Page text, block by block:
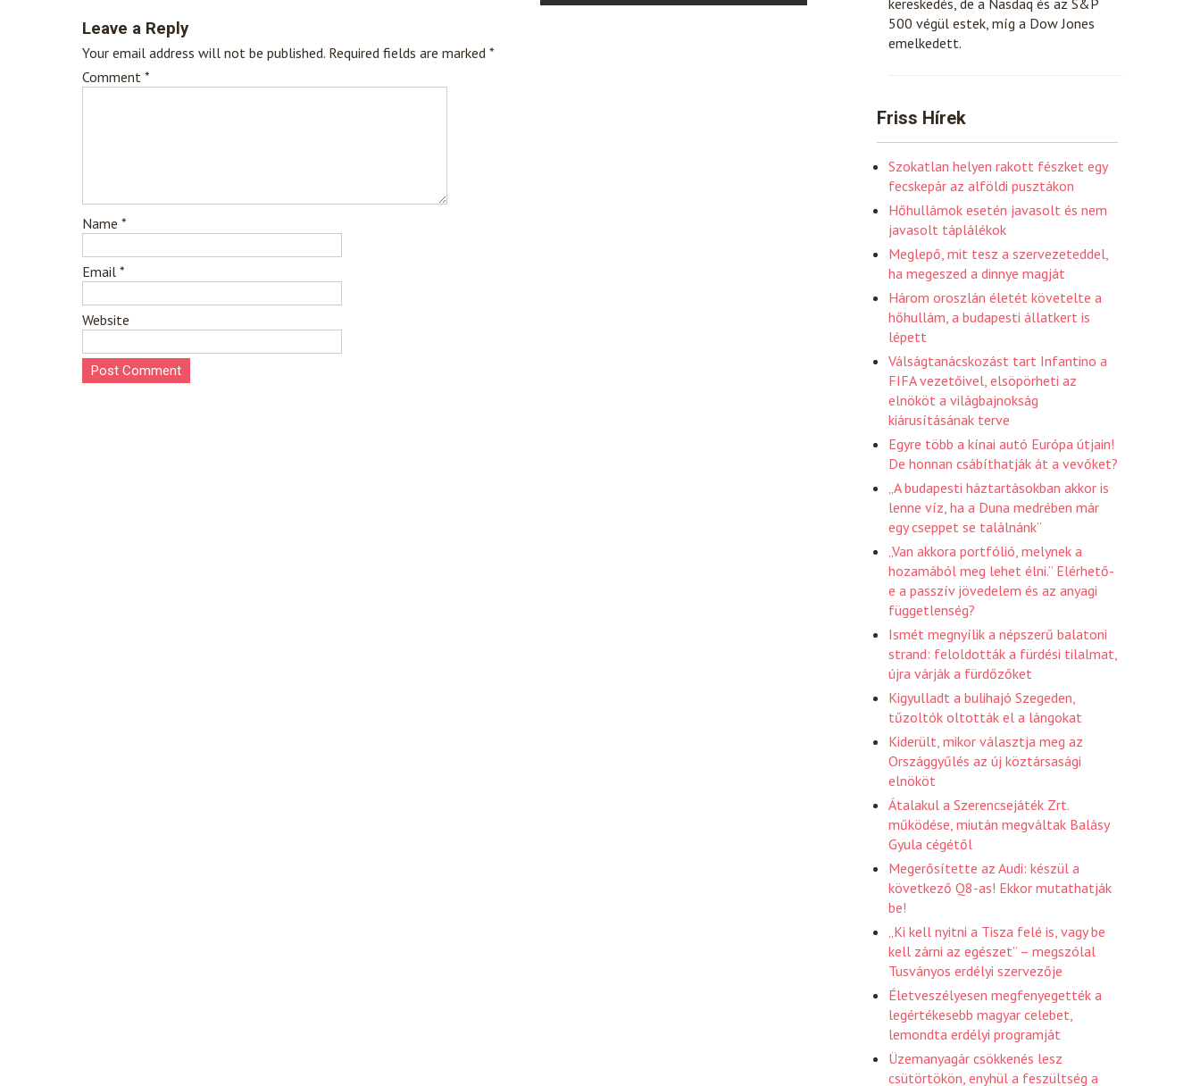
Leave a Reply
Your email address will not be published. Required fields are marked *
Comment *
Name *
Email *
Website
500 végül estek, míg a Dow Jones
emelkedett.
Friss Hírek
Szokatlan helyen rakott fészket egy
fecskepár az alföldi pusztákon
Hőhullámok esetén javasolt és nem
javasolt táplálékok
Meglepő, mit tesz a szervezeteddel,
ha megeszed a dinnye magját
Három oroszlán életét követelte a
hőhullám, a budapesti állatkert is
lépett
Válságtanácskozást tart Infantino a
FIFA vezetőivel, elsöpörheti az
elnököt a világbajnokság
kiárusításának terve
Egyre több a kínai autó Európa útjain!
De honnan csábíthatják át a vevőket?
„A budapesti háztartásokban akkor is
lenne víz, ha a Duna medrében már
egy cseppet se találnánk”
„Van akkora portfólió, melynek a
hozamából meg lehet élni.” Elérhető-
e a passzív jövedelem és az anyagi
függetlenség?
Ismét megnyílik a népszerű balatoni
strand: feloldották a fürdési tilalmat,
újra várják a fürdőzőket
Kigyulladt a bulihajó Szegeden,
tűzoltók oltották el a lángokat
Kiderült, mikor választja meg az
Országgyűlés az új köztársasági
elnököt
Átalakul a Szerencsejáték Zrt.
működése, miután megváltak Balásy
Gyula cégétől
Megerősítette az Audi: készül a
következő Q8-as! Ekkor mutathatják
be!
„Ki kell nyitni a Tisza felé is, vagy be
kell zárni az egészet” – megszólal
Tusványos erdélyi szervezője
Életveszélyesen megfenyegették a
legértékesebb magyar celebet,
lemondta erdélyi programját
Üzemanyagár csökkenés lesz
csütörtökön, enyhül a feszültség a